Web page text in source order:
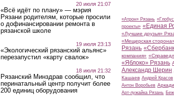
20 июля 21:07
«Всё идёт по плану» — мэрия
Рязани родителям, которые просили
о дофинансировании ремонта в
рязанской школе
19 июля 23:13
«Экологический рязанский альянс»
перезапустил «карту свалок»
18 июля 21:32
Рязанский Минздрав сообщил, что
перинатальный центр получит более
200 единиц оборудования
«Атрон» Рязань
проекты» «Единая
«Лучшие друзья»
«Мещерская сторона»
Рязань
компания»
«Яблоко» Рязань
Александр Шерин
Кашаев Андрей Красов
Антон Воробьев
Арт-лужайка Рязань